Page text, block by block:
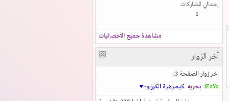
إجمالي المشاركات
1
مشاهدة جميع الاحصائيات
آخر الزوار
اخر زوار الصفحة 3:
iZaYa بحريه كيـمـزهرة الكرزــو~♥